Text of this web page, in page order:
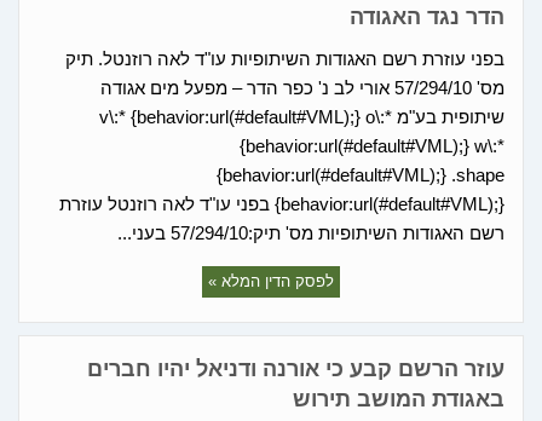
הדר נגד האגודה
בפני עוזרת רשם האגודות השיתופיות עו"ד לאה רוזנטל. תיק
מס' 57/294/10 אורי לב נ' כפר הדר – מפעל מים אגודה
שיתופית בע"מ v\:* {behavior:url(#default#VML);} o\:*
{behavior:url(#default#VML);} w\:*
{behavior:url(#default#VML);} .shape
{behavior:url(#default#VML);} בפני עו"ד לאה רוזנטל עוזרת
רשם האגודות השיתופיות מס' תיק:57/294/10 בעני...
לפסק הדין המלא »
עוזר הרשם קבע כי אורנה ודניאל יהיו חברים
באגודת המושב תירוש